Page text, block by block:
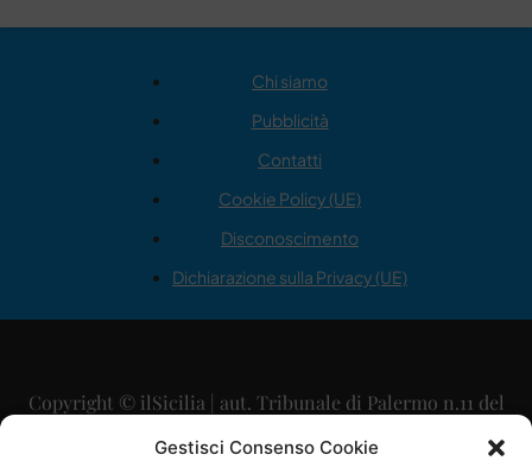
Gestisci Consenso Cookie
Chi siamo
Pubblicità
Contatti
Cookie Policy (UE)
Disconoscimento
Dichiarazione sulla Privacy (UE)
Copyright © ilSicilia | aut. Tribunale di Palermo n.11 del
29/09/2015